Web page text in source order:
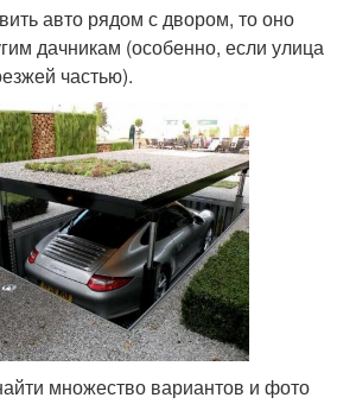
авто рядом с двором, то оно
дачникам (особенно, если улица
частью).
множество вариантов и фото